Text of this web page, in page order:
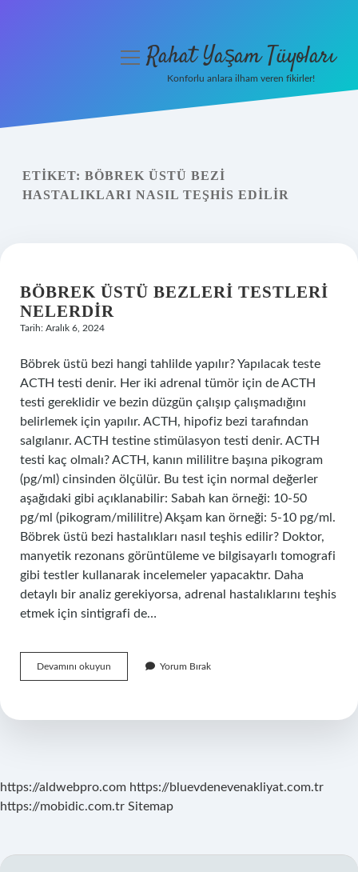
Yasal Uyarı
menüyüRahat Yaşam Tüyoları
Konforlu anlara ilham veren fikirler!
ETIKET: BÖBREK ÜSTÜ BEZI
HASTALIKLARI NASIL TEŞHIS EDILIR
BÖBREK ÜSTÜ BEZLERI TESTLERI
NELERDIR
Tarih: Aralık 6, 2024
Böbrek üstü bezi hangi tahlilde yapılır? Yapılacak teste
ACTH testi denir. Her iki adrenal tümör için de ACTH
testi gereklidir ve bezin düzgün çalışıp çalışmadığını
belirlemek için yapılır. ACTH, hipofiz bezi tarafından
salgılanır. ACTH testine stimülasyon testi denir. ACTH
testi kaç olmalı? ACTH, kanın mililitre başına pikogram
(pg/ml) cinsinden ölçülür. Bu test için normal değerler
aşağıdaki gibi açıklanabilir: Sabah kan örneği: 10-50
pg/ml (pikogram/mililitre) Akşam kan örneği: 5-10 pg/ml.
Böbrek üstü bezi hastalıkları nasıl teşhis edilir? Doktor,
manyetik rezonans görüntüleme ve bilgisayarlı tomografi
gibi testler kullanarak incelemeler yapacaktır. Daha
detaylı bir analiz gerekiyorsa, adrenal hastalıklarını teşhis
etmek için sintigrafi de…
Devamını okuyun
Üstü
Nelerdir
Yorum Bırak
https://aldwebpro.com https://bluevdenevenakliyat.com.tr
https://mobidic.com.tr Sitemap